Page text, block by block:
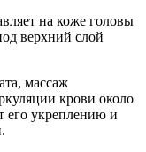
на коже головы
верхний слой
массаж
крови около
его укреплению и